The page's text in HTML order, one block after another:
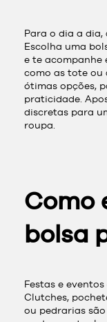
Para o dia a
Escolha uma
e te acompanhe
como as tote ou
ótimas opções,
praticidade.
discretas para
roupa.
Como
bolsa
Festas e
Clutches,
ou pedrarias